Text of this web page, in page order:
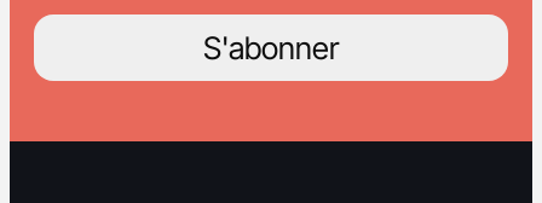
S'abonner